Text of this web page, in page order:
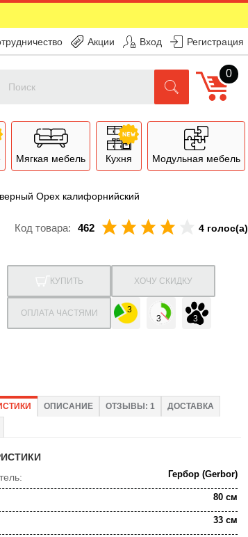
Акции Вход Регистрация
0
Мягкая мебель Кухня Модульная мебель
Орех калифорнийский
Код товара: 462 4 голос(а)
КУПИТЬ ХОЧУ СКИДКУ
ОПЛАТА ЧАСТЯМИ
ОПИСАНИЕ ОТЗЫВЫ: 1 ДОСТАВКА
Гербор (Gerbor)
80 см
33 см